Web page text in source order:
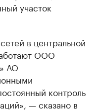
участок
в центральной
ООО
АО
контроль
— сказано в